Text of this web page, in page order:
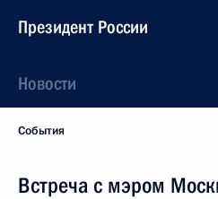
Президент России
Новости
События
Встреча с мэром